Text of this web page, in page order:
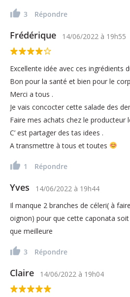
3 Répondre
Frédérique 14/06/2022 à 19h55
Excellente idée avec ces ingrédients
Bon pour la santé et bien pour le
Merci a tous .
Je vais concocter cette salade des
Faire mes achats chez le producteur
C’ est partager des tas idees .
A transmettre à tous et toutes
1 Répondre
Yves 14/06/2022 à 19h44
Il manque 2 branches de céleri( à
oignon) pour que cette caponata soit
que meilleure
3 Répondre
Claire 14/06/2022 à 19h04